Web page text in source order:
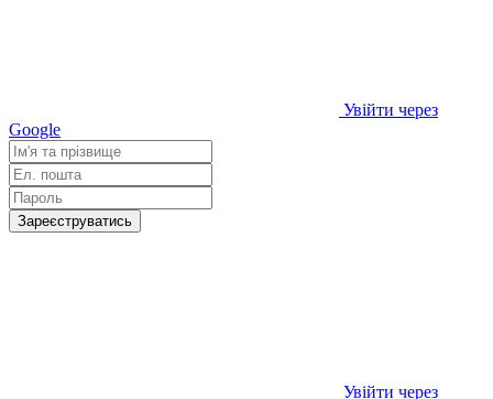
Увійти через
Google
Зареєструватись
Увійти через